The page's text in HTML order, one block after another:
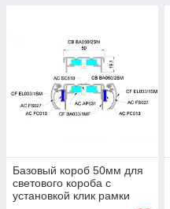
Базовый короб 50мм для
светового короба с
установкой клик рамки